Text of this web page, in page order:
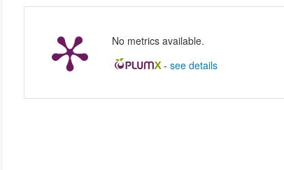
No metrics available.
- see details